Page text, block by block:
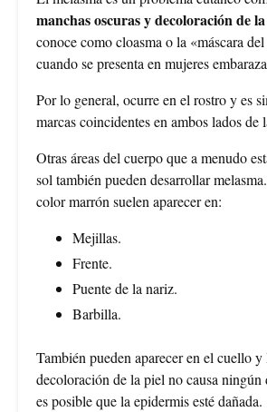
manchas oscuras y decoloración de
conoce como cloasma o la «máscara
cuando se presenta en mujeres
Por lo general, ocurre en el rostro y es
marcas coincidentes en ambos lados de
Otras áreas del cuerpo que a menudo
sol también pueden desarrollar
color marrón suelen aparecer en:
Mejillas.
Frente.
Puente de la nariz.
Barbilla.
También pueden aparecer en el cuello
decoloración de la piel no causa
es posible que la epidermis esté dañada.